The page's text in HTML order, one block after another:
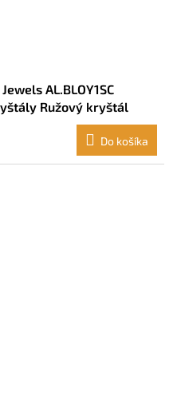
AL.BLOY1SC
Ružový kryštál
Do košíka